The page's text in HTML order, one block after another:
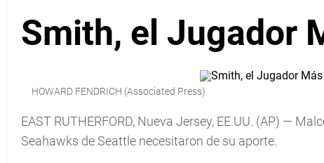
Smith, el Jugador
HOWARD FENDRICH (Associated Press)
EAST RUTHERFORD, Nueva Jersey, EE.UU. (AP) —
Seahawks de Seattle necesitaron de su aporte.